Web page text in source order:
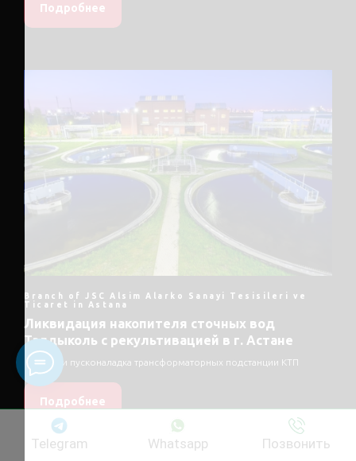
Подробнее
Branch of JSC Alsim Alarko Sanayi Tesisileri ve
Ticaret in Astana
Ликвидация накопителя сточных вод
Талдыколь с рекультивацией в г. Астане
Монтаж и пусконаладка трансформаторных подстанции КТП
Подробнее
Telegram Whatsapp Позвонить